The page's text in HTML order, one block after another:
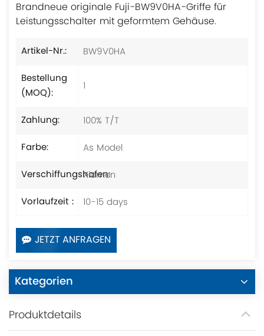
Brandneue originale Fuji-BW9V0HA-Griffe für
Leistungsschalter mit geformtem Gehäuse.
Artikel-Nr.:
BW9V0HA
Bestellung
(MOQ):
1
Zahlung:
100% T/T
Farbe:
As Model
Verschiffungshafen:
Xiamen
Vorlaufzeit：
10-15 days
JETZT ANFRAGEN
Kategorien
Produktdetails